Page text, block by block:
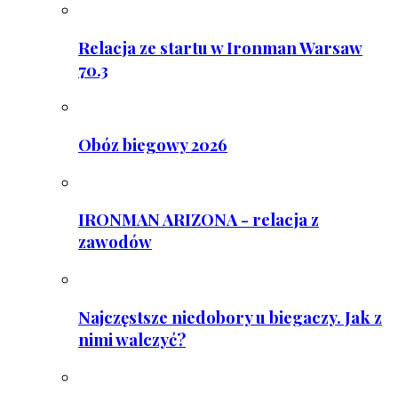
Relacja ze startu w Ironman Warsaw
70.3
Obóz biegowy 2026
IRONMAN ARIZONA - relacja z
zawodów
Najczęstsze niedobory u biegaczy. Jak z
nimi walczyć?